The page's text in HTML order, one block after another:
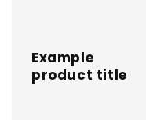
Example
product title